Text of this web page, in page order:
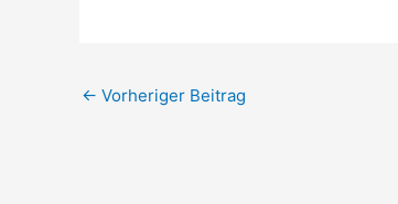
← Vorheriger Beitrag